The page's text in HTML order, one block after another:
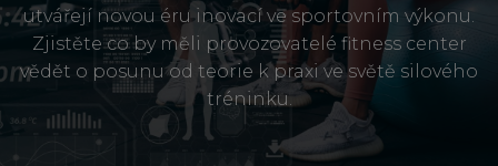
utvářejí novou éru inovací ve sportovním výkonu.
Zjistěte co by měli provozovatelé fitness center
vědět o posunu od teorie k praxi ve světě silového
tréninku.